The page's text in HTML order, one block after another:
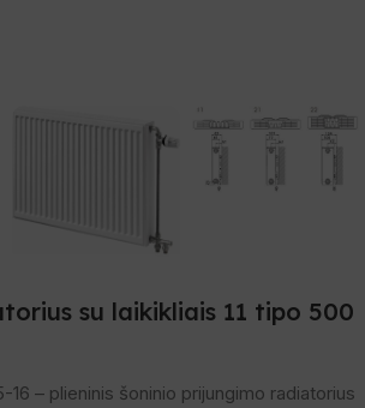
su laikikliais 11 tipo 500
16 – plieninis šoninio prijungimo radiatorius